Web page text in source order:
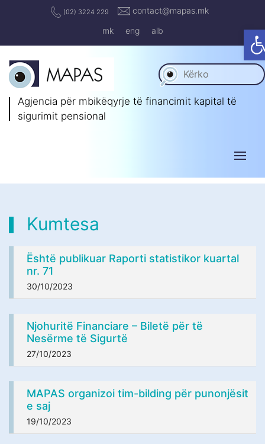
(02) 3224 229
contact@mapas.mk
mk
eng alb
Agjencia për mbikëqyrje të financimit kapital të
sigurimit pensional
Kumtesa
Është publikuar Raporti statistikor kuartal
nr. 71
30/10/2023
Njohuritë Financiare – Biletë për të
Nesërme të Sigurtë
27/10/2023
MAPAS organizoi tim-bilding për punonjësit
e saj
19/10/2023